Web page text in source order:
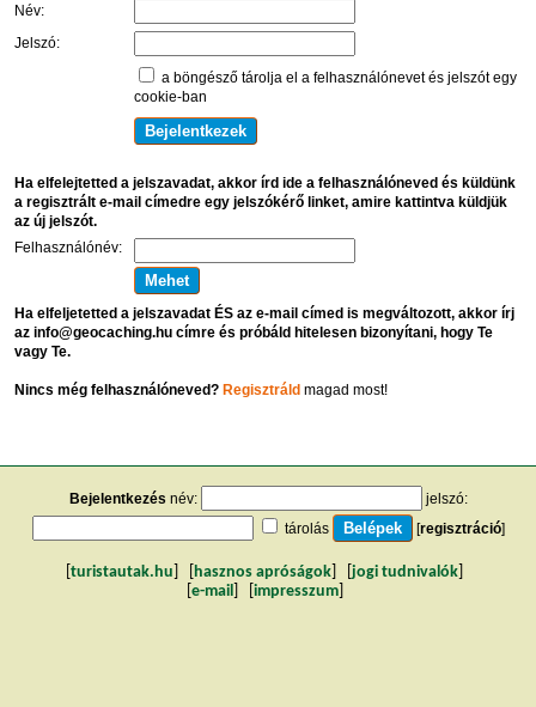
Név:
Jelszó:
a böngésző tárolja el a felhasználónevet és jelszót egy
cookie-ban
Ha elfelejtetted a jelszavadat, akkor írd ide a felhasználóneved és küldünk
a regisztrált e-mail címedre egy jelszókérő linket, amire kattintva küldjük
az új jelszót.
Felhasználónév:
Ha elfeljetetted a jelszavadat ÉS az e-mail címed is megváltozott, akkor írj
az info@geocaching.hu címre és próbáld hitelesen bizonyítani, hogy Te
vagy Te.
Nincs még felhasználóneved? Regisztráldmagad most!
Bejelentkezés név:
jelszó:
tárolás
[regisztráció]
turistautak.hu hasznos apróságok jogi tudnivalók
e-mail impresszum]